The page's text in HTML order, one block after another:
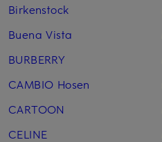
Birkenstock
Buena Vista
BURBERRY
CAMBIO Hosen
CARTOON
CELINE